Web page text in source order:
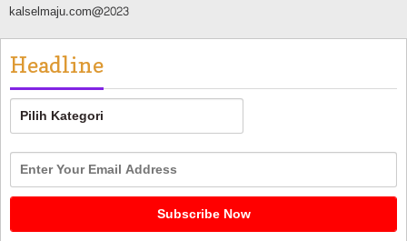
kalselmaju.com@2023
Headline
Headline